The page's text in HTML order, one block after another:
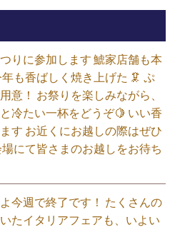
りに参加します 鯱家店舗も本
も香ばしく焼き上げた 🦑 ぷ
意！ お祭りを楽しみながら、
冷たい一杯をどうぞ🍋 いい香
す お近くにお越しの際はぜひ
にて皆さまのお越しをお待ち
今週で終了です！ たくさんの
たイタリアフェアも、いよい